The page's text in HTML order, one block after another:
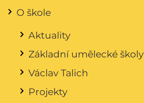
O škole
Aktuality
Základní umělecké školy
Václav Talich
Projekty